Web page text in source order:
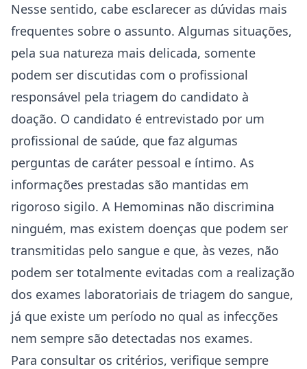
Nesse sentido, cabe esclarecer as dúvidas mais
frequentes sobre o assunto. Algumas situações,
pela sua natureza mais delicada, somente
podem ser discutidas com o profissional
responsável pela triagem do candidato à
doação. O candidato é entrevistado por um
profissional de saúde, que faz algumas
perguntas de caráter pessoal e íntimo. As
informações prestadas são mantidas em
rigoroso sigilo. A Hemominas não discrimina
ninguém, mas existem doenças que podem ser
transmitidas pelo sangue e que, às vezes, não
podem ser totalmente evitadas com a realização
dos exames laboratoriais de triagem do sangue,
já que existe um período no qual as infecções
nem sempre são detectadas nos exames.
Para consultar os critérios, verifique sempre